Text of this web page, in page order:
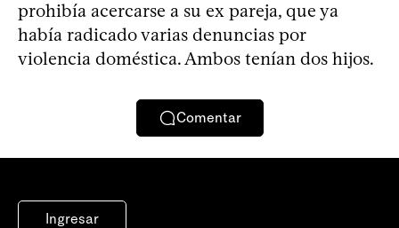
prohibía acercarse a su ex pareja, que ya
había radicado varias denuncias por
violencia doméstica. Ambos tenían dos hijos.
Comentar
Ingresar